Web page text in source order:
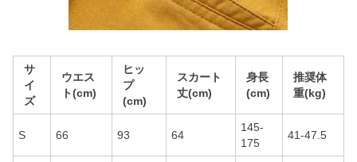
サ
イ
ズ
ウエス
ト(cm)
ヒッ
プ
(cm)
スカート
丈(cm)
身長
(cm)
推奨体
重(kg)
S 66 93 64
145-
175
41-47.5